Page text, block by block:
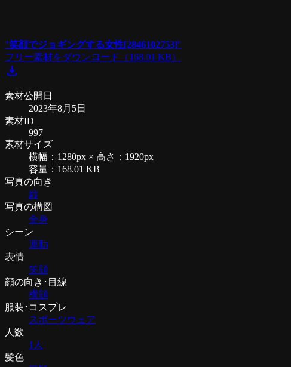
"笑顔でジョギングする女性[2846102753]"
フリー素材をダウンロード
（168.01 KB）
download
素材公開日
2023年8月5日
素材ID
997
素材サイズ
横幅：1280px × 高さ：1920px
容量：168.01 KB
写真の向き
縦
写真の構図
全身
シーン
運動
表情
笑顔
顔の向き･目線
横顔
服装･コスプレ
スポーツウェア
人数
1人
髪色